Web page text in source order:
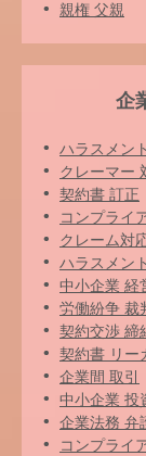
親権 父親
企
ハラスメン
クレーマー
契約書 訂正
コンプライ
クレーム対
ハラスメン
中小企業 経
労働紛争 裁
契約交渉 締
契約書 リー
企業間 取引
中小企業 投
企業法務 弁
コンプライ